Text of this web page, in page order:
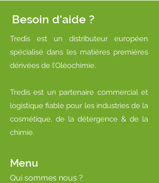
Besoin d'aide ?
Tredis est un distributeur européen
spécialisé dans les matières premières
dérivées de l’Oléochimie.
Tredis est un partenaire commercial et
logistique fiable pour les industries de la
cosmétique, de la détergence & de la
chimie.
Qui sommes nous ?
Menu